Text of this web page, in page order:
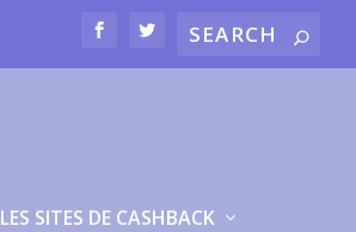
LES SITES DE CASHBACK